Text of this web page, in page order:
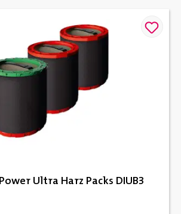
Ultra Harz Packs DIUB3